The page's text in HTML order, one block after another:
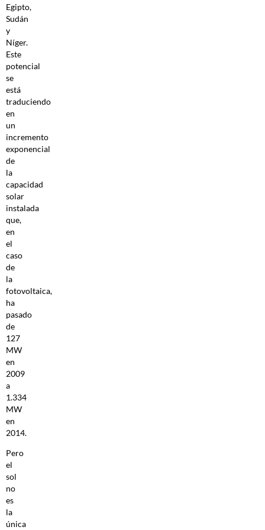
Egipto,
Sudán
y
Níger.
Este
potencial
se
está
traduciendo
en
un
incremento
exponencial
de
la
capacidad
solar
instalada
que,
en
el
caso
de
la
fotovoltaica,
ha
pasado
de
127
MW
en
2009
a
1.334
MW
en
2014.
Pero
el
sol
no
es
la
única